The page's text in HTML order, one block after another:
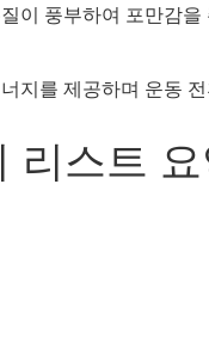
이 풍부하여 포만감을
지를 제공하며 운동
리스트